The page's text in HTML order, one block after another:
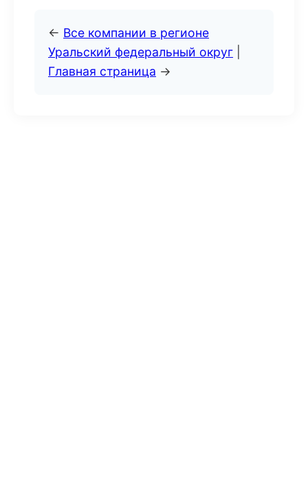
← Все компании в регионе
Уральский федеральный округ
Главная страница →